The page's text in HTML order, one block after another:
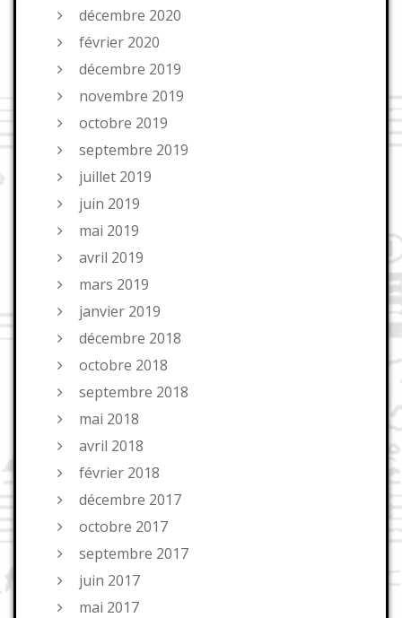
décembre 2020
février 2020
décembre 2019
novembre 2019
octobre 2019
septembre 2019
juillet 2019
juin 2019
mai 2019
avril 2019
mars 2019
janvier 2019
décembre 2018
octobre 2018
septembre 2018
mai 2018
avril 2018
février 2018
décembre 2017
octobre 2017
septembre 2017
juin 2017
mai 2017